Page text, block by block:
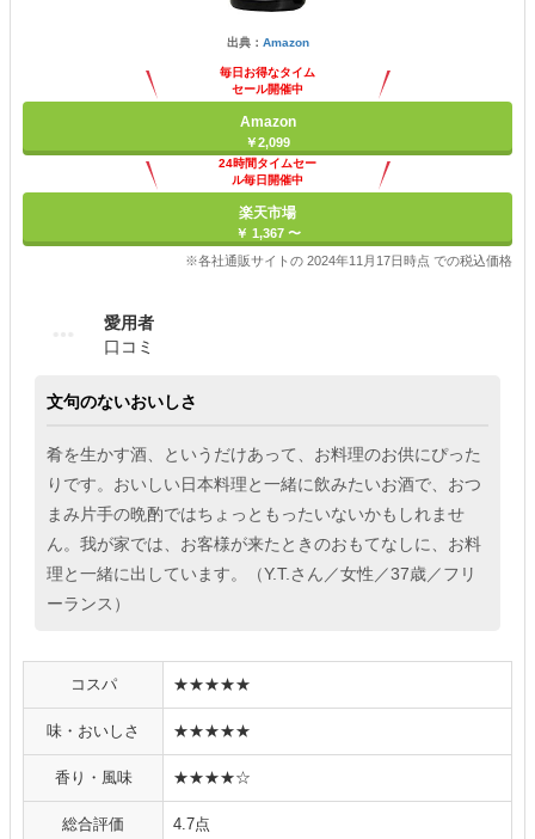
出典： Amazon
毎日お得なタイム
セール開催中
Amazon
￥2,099
24時間タイムセー
ル毎日開催中
楽天市場
￥ 1,367 〜
※各社通販サイトの 2024年11月17日時点 での税込価格
愛用者
口コミ
文句のないおいしさ
肴を生かす酒、というだけあって、お料理のお供にぴった
りです。おいしい日本料理と一緒に飲みたいお酒で、おつ
まみ片手の晩酌ではちょっともったいないかもしれませ
ん。我が家では、お客様が来たときのおもてなしに、お料
理と一緒に出しています。（Y.T.さん／女性／37歳／フリ
ーランス）
コスパ ★★★★★
味・おいしさ ★★★★★
香り・風味 ★★★★☆
総合評価 4.7点